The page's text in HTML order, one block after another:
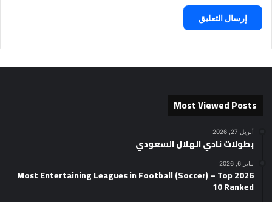
Most Viewed Posts
أبريل 27, 2026
بطولات نادي الهلال السعودي
يناير 6, 2026
2026 Most Entertaining Leagues in Football (Soccer) – Top
10 Ranked